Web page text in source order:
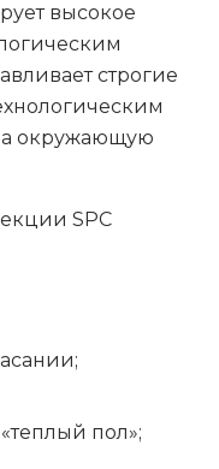
высокое
строгие
окружающую
SPC
пол»;